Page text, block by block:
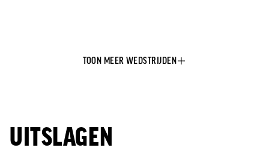
TOON MEER WEDSTRIJDEN
UITSLAGEN